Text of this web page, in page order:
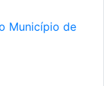
Município de